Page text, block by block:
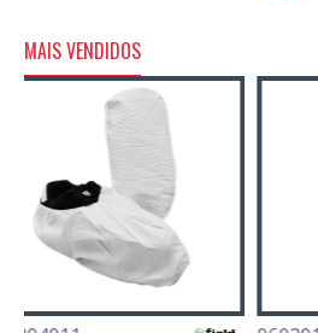
MAIS VENDIDOS